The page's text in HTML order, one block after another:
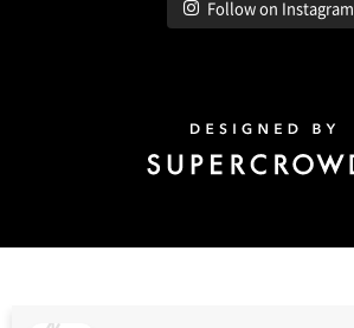
Follow on Instagram